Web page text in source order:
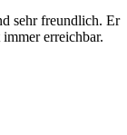
sehr freundlich. Er
erreichbar.